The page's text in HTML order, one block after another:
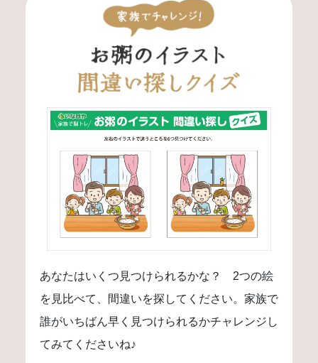
あなたはいくつ見つけられるかな？ 2つの絵
を見比べて、間違いを探してください。家族で
誰がいちばん早く見つけられるかチャレンジし
てみてくださいね♪